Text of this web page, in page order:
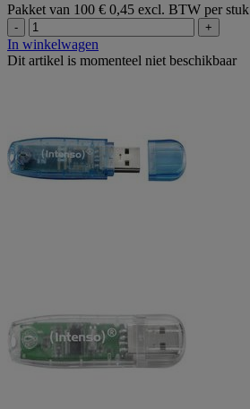
Pakket van 100 € 0,45 excl. BTW per stuk
- +
In winkelwagen
Dit artikel is momenteel niet beschikbaar